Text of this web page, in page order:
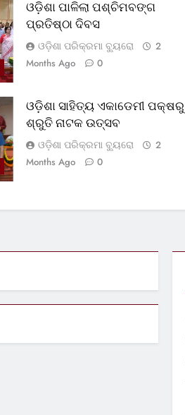
ଓଡ଼ିଶା ପାଳିଲା ପଶ୍ଚିମବଙ୍ଗ
ପ୍ରତିଷ୍ଠା ଦିବସ
ଓଡ଼ିଶା ପରିକ୍ରମା ବ୍ୟୁରୋ
2
Months Ago
0
ଓଡ଼ିଶା ସାହିତ୍ୟ ଏକାଡେମୀ ପକ୍ଷରୁ
ଶ୍ରୁତି ନାଟକ ଉତ୍ସବ
ଓଡ଼ିଶା ପରିକ୍ରମା ବ୍ୟୁରୋ
2
Months Ago
0